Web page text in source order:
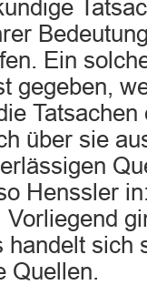
Ein
gegeben,
über sie
Henssler
Vorliegend
handelt sich
Quellen.